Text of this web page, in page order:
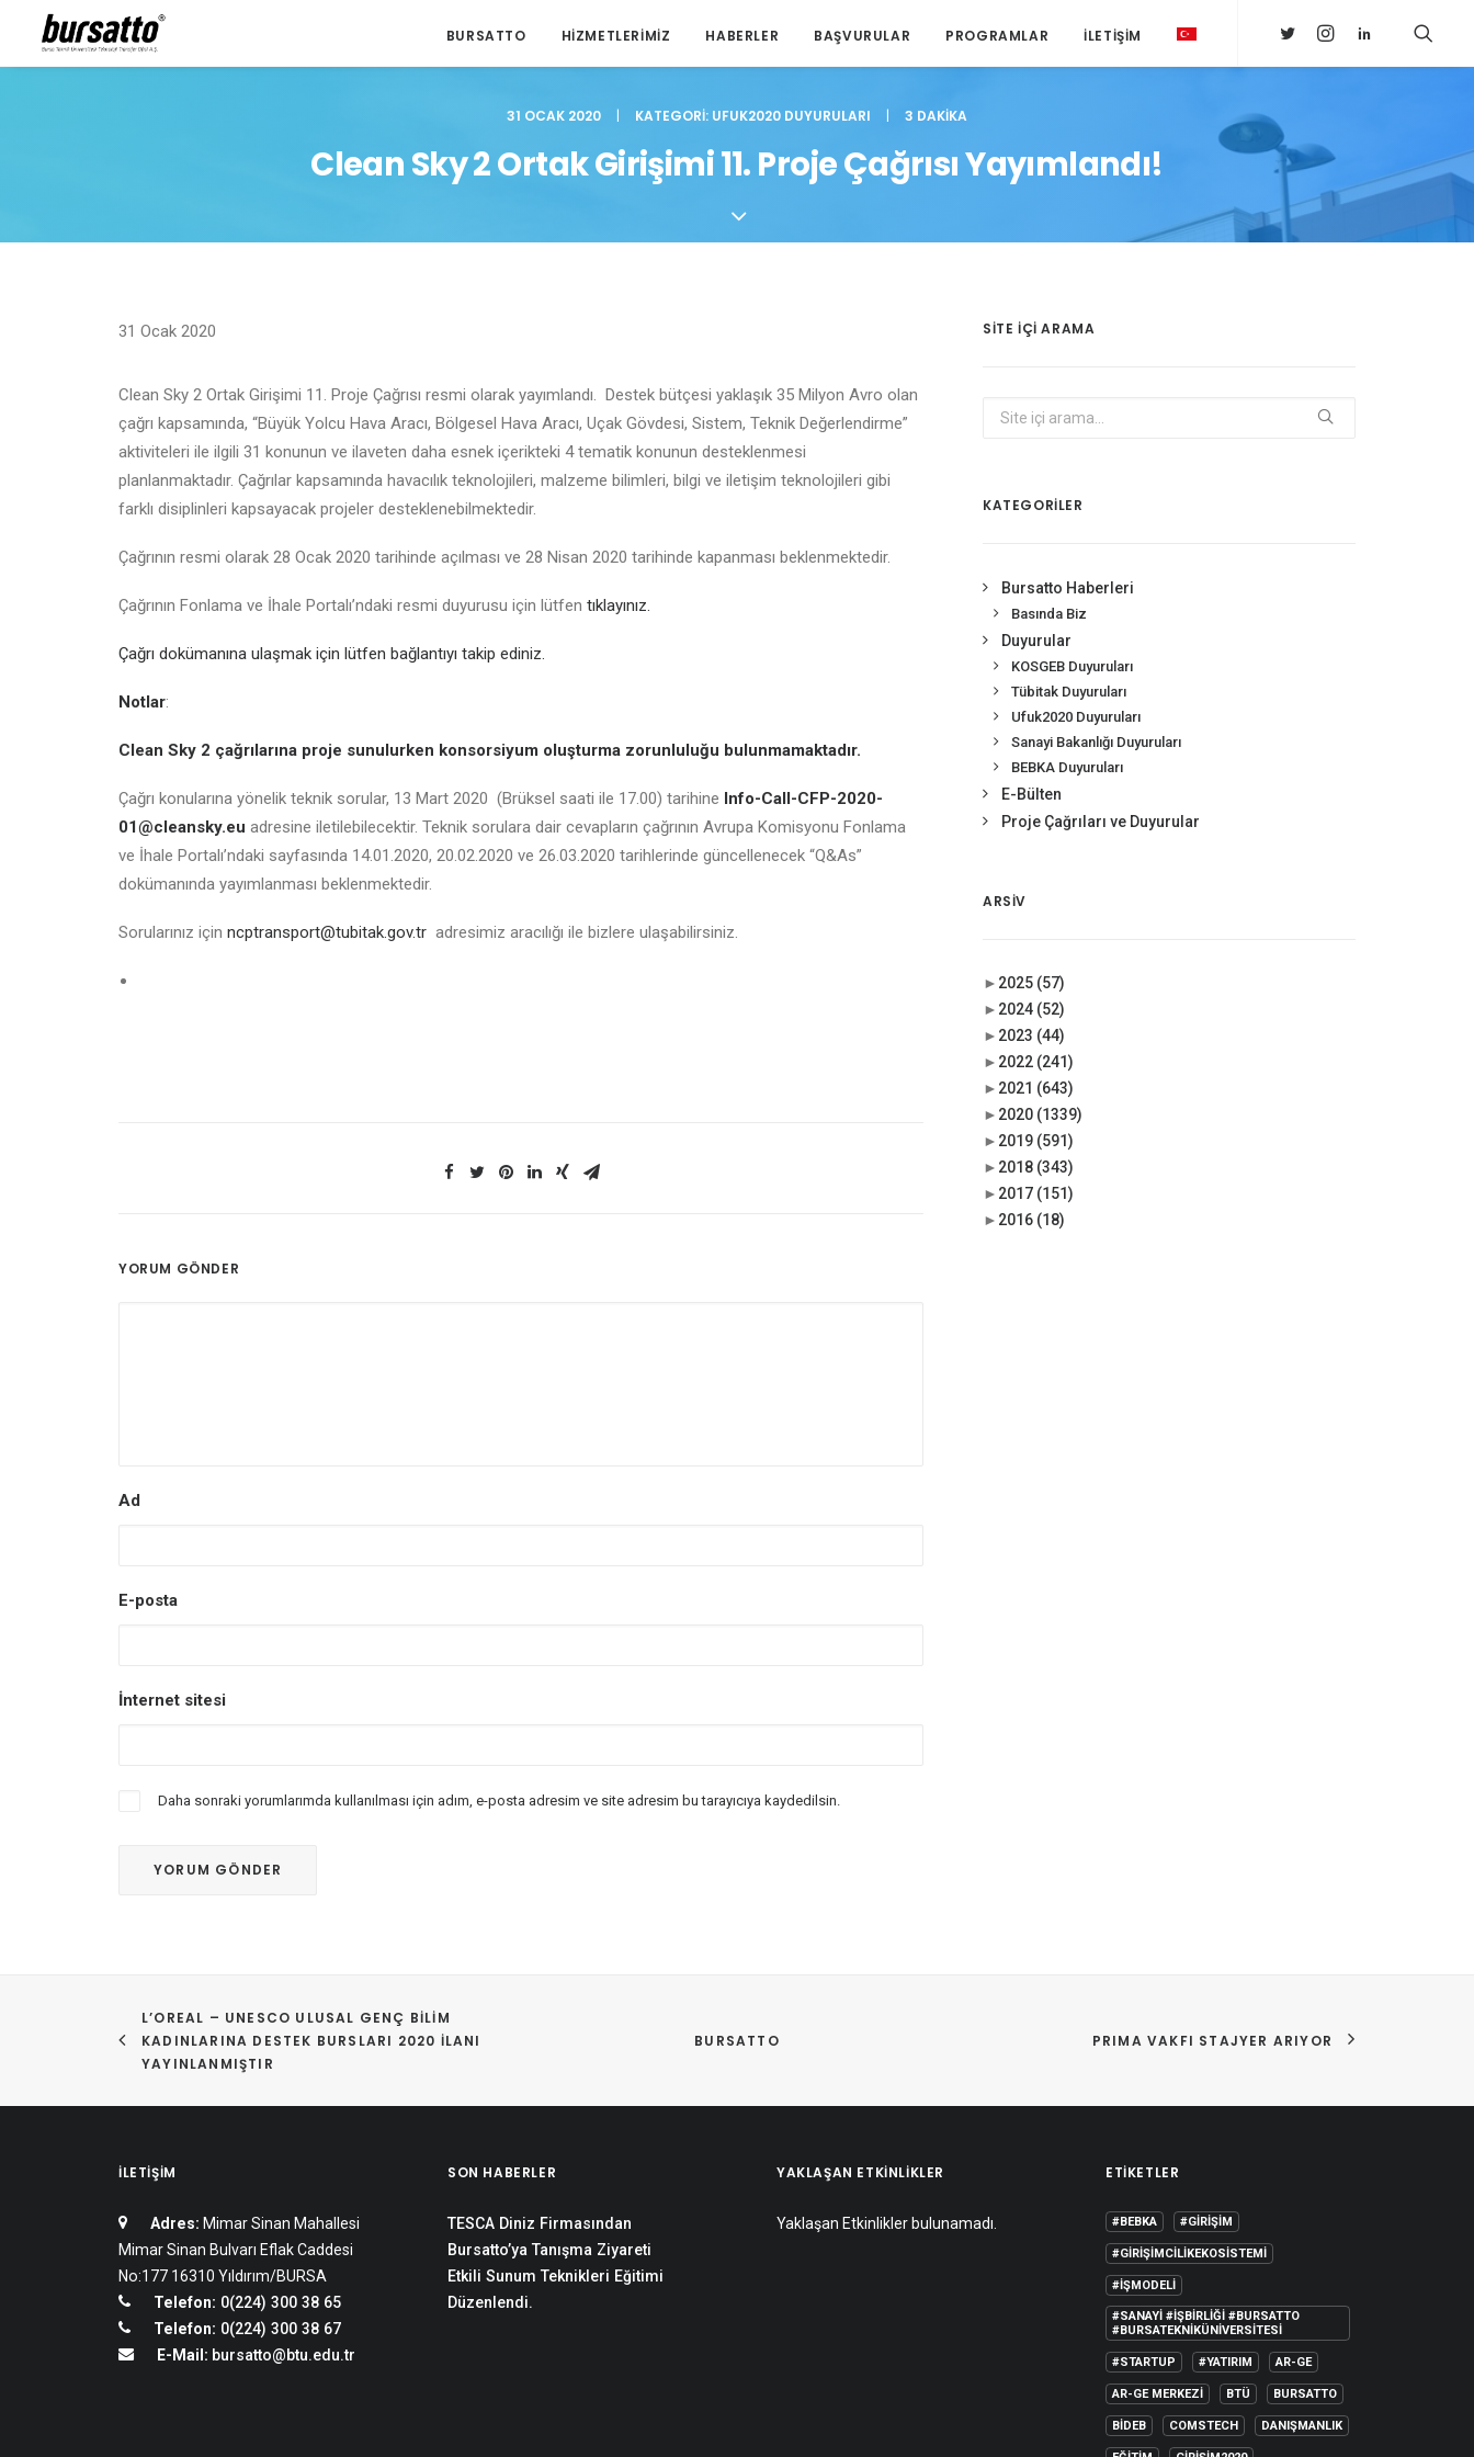
BURSATTO HIZMETLERIMIZ HABERLER BAŞVURULAR PROGRAMLAR İLETIŞIM
31 OCAK 2020 | KATEGORI: UFUK2020 DUYURULARI | 3 DAKIKA
Clean Sky 2 Ortak Girişimi 11. Proje Çağrısı Yayımlandı!
31 Ocak 2020
Clean Sky 2 Ortak Girişimi 11. Proje Çağrısı resmi olarak yayımlandı. Destek bütçesi yaklaşık 35 Milyon Avro olan
çağrı kapsamında, “Büyük Yolcu Hava Aracı, Bölgesel Hava Aracı, Uçak Gövdesi, Sistem, Teknik Değerlendirme”
aktiviteleri ile ilgili 31 konunun ve ilaveten daha esnek içerikteki 4 tematik konunun desteklenmesi
planlanmaktadır. Çağrılar kapsamında havacılık teknolojileri, malzeme bilimleri, bilgi ve iletişim teknolojileri gibi
farklı disiplinleri kapsayacak projeler desteklenebilmektedir.
Çağrının resmi olarak 28 Ocak 2020 tarihinde açılması ve 28 Nisan 2020 tarihinde kapanması beklenmektedir.
Çağrının Fonlama ve İhale Portalı’ndaki resmi duyurusu için lütfen tıklayınız.
Çağrı dokümanına ulaşmak için lütfen bağlantıyı takip ediniz.
Notlar:
Clean Sky 2 çağrılarına proje sunulurken konsorsiyum oluşturma zorunluluğu bulunmamaktadır.
Çağrı konularına yönelik teknik sorular, 13 Mart 2020 (Brüksel saati ile 17.00) tarihine Info-Call-CFP-2020-
01@cleansky.eu adresine iletilebilecektir. Teknik sorulara dair cevapların çağrının Avrupa Komisyonu Fonlama
ve İhale Portalı’ndaki sayfasında 14.01.2020, 20.02.2020 ve 26.03.2020 tarihlerinde güncellenecek “Q&As”
dokümanında yayımlanması beklenmektedir.
Sorularınız için ncptransport@tubitak.gov.tr adresimiz aracılığı ile bizlere ulaşabilirsiniz.
YORUM GÖNDER
Ad
E-posta
İnternet sitesi
Daha sonraki yorumlarımda kullanılması için adım, e-posta adresim ve site adresim bu tarayıcıya kaydedilsin.
SITE IÇI ARAMA
KATEGORİLER
Bursatto Haberleri
Basında Biz
Duyurular
KOSGEB Duyuruları
Tübitak Duyuruları
Ufuk2020 Duyuruları
Sanayi Bakanlığı Duyuruları
BEBKA Duyuruları
E-Bülten
Proje Çağrıları ve Duyurular
ARSIV
► 2025 (57)
► 2024 (52)
► 2023 (44)
► 2022 (241)
► 2021 (643)
► 2020 (1339)
► 2019 (591)
► 2018 (343)
► 2017 (151)
► 2016 (18)
L’OREAL – UNESCO ULUSAL GENÇ BILIM
KADINLARINA DESTEK BURSLARI 2020 İLANI
YAYINLANMIŞTIR
BURSATTO PRIMA VAKFI STAJYER ARIYOR
İLETIŞIM
Adres: Mimar Sinan Mahallesi
Mimar Sinan Bulvarı Eflak Caddesi
No:177 16310 Yıldırım/BURSA
Telefon: 0(224) 300 38 65
Telefon: 0(224) 300 38 67
E-Mail: bursatto@btu.edu.tr
SON HABERLER
TESCA Diniz Firmasından
Bursatto’ya Tanışma Ziyareti
Etkili Sunum Teknikleri Eğitimi
Düzenlendi.
YAKLAŞAN ETKINLIKLER
Yaklaşan Etkinlikler bulunamadı.
ETIKETLER
#BEBKA #GIRIŞIM
#GIRIŞIMCILIKEKOSISTEMI
#IŞMODELI
#SANAYI #IŞBIRLIĞI #BURSATTO
#BURSATEKNIKÜNIVERSITESI
#STARTUP #YATIRIM AR-GE
AR-GE MERKEZI BTÜ BURSATTO
BİDEB COMSTECH DANIŞMANLIK